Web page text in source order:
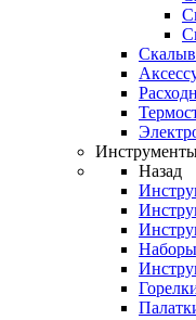
Назад